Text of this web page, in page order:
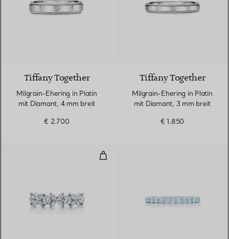
Tiffany Together
Milgrain-Ehering in Platin
mit Diamant, 4 mm breit
€ 2.700
Tiffany Together
Milgrain-Ehering in Platin
mit Diamant, 3 mm breit
€ 1.850
Alternierender Ring in Platin